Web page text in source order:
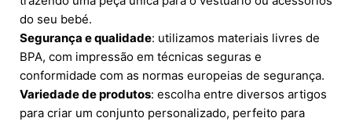
do seu bebé.
Segurança e qualidade: utilizamos materiais livres de
BPA, com impressão em técnicas seguras e
conformidade com as normas europeias de segurança.
Variedade de produtos: escolha entre diversos artigos
para criar um conjunto personalizado, perfeito para